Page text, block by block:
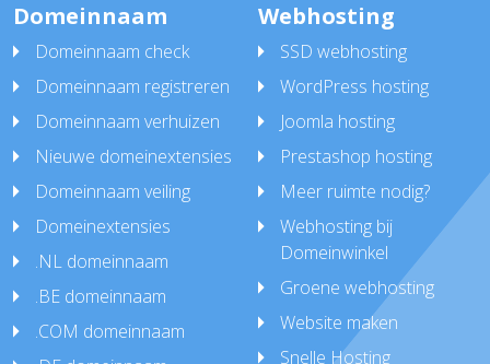
Domeinnaam
Domeinnaam check
Domeinnaam registreren
Domeinnaam verhuizen
Nieuwe domeinextensies
Domeinnaam veiling
Domeinextensies
.NL domeinnaam
.BE domeinnaam
.COM domeinnaam
Webhosting
SSD webhosting
WordPress hosting
Joomla hosting
Prestashop hosting
Meer ruimte nodig?
Webhosting bij
Domeinwinkel
Groene webhosting
Website maken
Snelle Hosting